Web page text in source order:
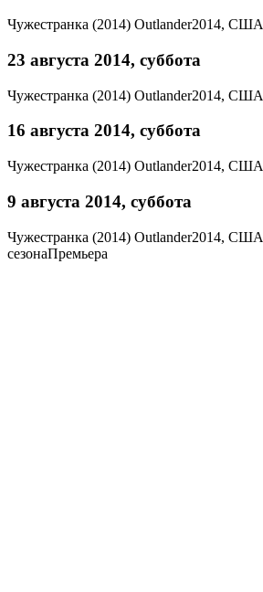
Чужестранка (2014) Outlander2014, США
23 августа 2014, суббота
Чужестранка (2014) Outlander2014, США
16 августа 2014, суббота
Чужестранка (2014) Outlander2014, США
9 августа 2014, суббота
Чужестранка (2014) Outlander2014, США
сезонаПремьера